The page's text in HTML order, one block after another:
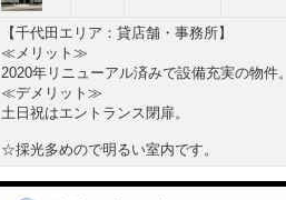
【千代田エリア：貸店舗・事務所】
≪メリット≫
2020年リニューアル済みで設備充実の物件。
≪デメリット≫
土日祝はエントランス閉扉。
☆採光多めので明るい室内です。